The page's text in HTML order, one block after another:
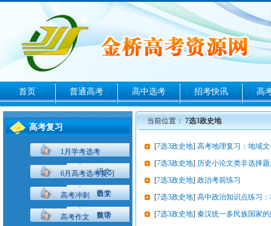
首页 普通高考 高中选考 招考快讯 高
高考复习
1月学考选考
语文
数学
英语
6月高考选考复习
语文
数学
高考冲刺
高考作文
当前位置： 7选3政史地
[7选3政史地] 高考地理复习：地域
[7选3政史地] 历史小论文类非选择
[7选3政史地] 政治考前练习
[7选3政史地] 高中政治知识点练习
[7选3政史地] 秦汉统一多民族国家